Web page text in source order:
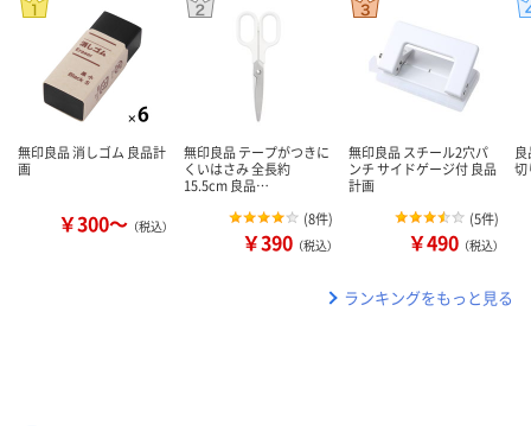
無印良品 消しゴム 良品計
画
￥300～ （税込）
無印良品 テープがつきに
くいはさみ 全長約
15.5cm 良品…
(8件)
￥390 （税込）
無印良品 スチール2穴パ
ンチ サイドゲージ付 良品
計画
(5件)
￥490 （税込）
切
ランキングをもっと見る